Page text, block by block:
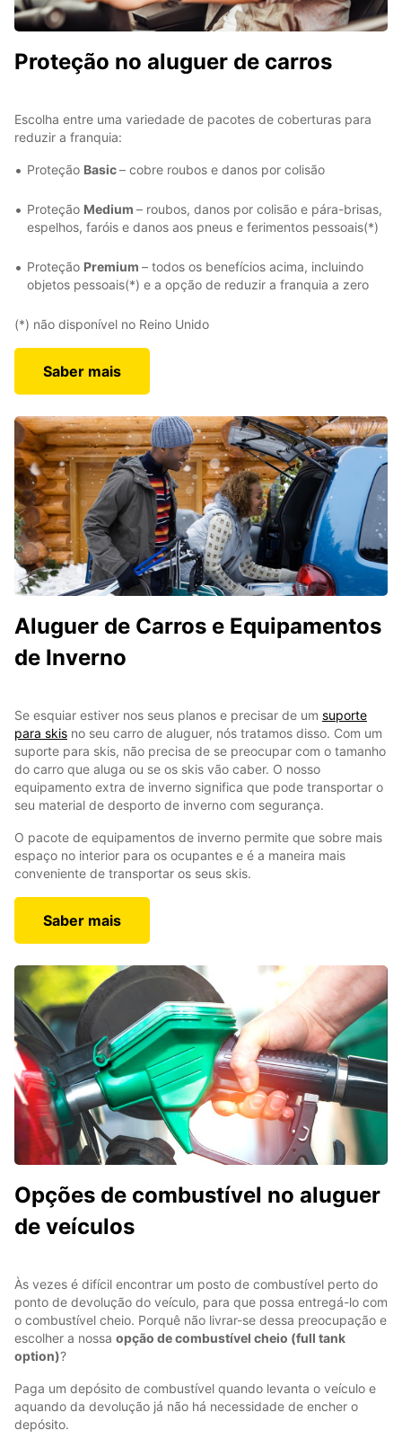
Proteção no aluguer de carros
Escolha entre uma variedade de pacotes de coberturas para
reduzir a franquia:
Proteção Basic– cobre roubos e danos por colisão
Proteção Medium – roubos, danos por colisão e pára-brisas,
espelhos, faróis e danos aos pneus e ferimentos pessoais(*)
Proteção Premium – todos os benefícios acima, incluindo
objetos pessoais(*) e a opção de reduzir a franquia a zero
(*) não disponível no Reino Unido
Saber mais
Aluguer de Carros e Equipamentos
de Inverno
Se esquiar estiver nos seus planos e precisar de um suporte
para skis no seu carro de aluguer, nós tratamos disso. Com um
suporte para skis, não precisa de se preocupar com o tamanho
do carro que aluga ou se os skis vão caber. O nosso
equipamento extra de inverno significa que pode transportar o
seu material de desporto de inverno com segurança.
O pacote de equipamentos de inverno permite que sobre mais
espaço no interior para os ocupantes e é a maneira mais
conveniente de transportar os seus skis.
Saber mais
Opções de combustível no aluguer
de veículos
Às vezes é difícil encontrar um posto de combustível perto do
ponto de devolução do veículo, para que possa entregá-lo com
o combustível cheio. Porquê não livrar-se dessa preocupação e
escolher a nossa opção de combustível cheio (full tank
option)?
Paga um depósito de combustível quando levanta o veículo e
aquando da devolução já não há necessidade de encher o
depósito.